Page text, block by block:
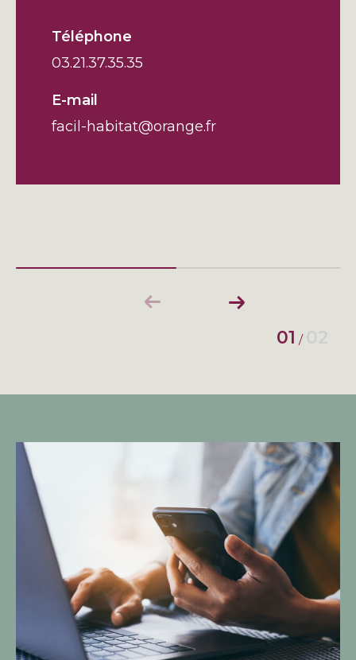
Téléphone
03.21.37.35.35
E-mail
facil-habitat@orange.fr
01 /